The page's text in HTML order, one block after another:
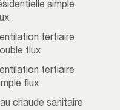
simple
tertiaire
flux
tertiaire
flux
chaude sanitaire